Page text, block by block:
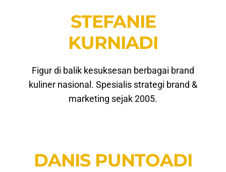
STEFANIE
KURNIADI
Figur di balik kesuksesan berbagai brand
kuliner nasional. Spesialis strategi brand &
marketing sejak 2005.
DANIS PUNTOADI